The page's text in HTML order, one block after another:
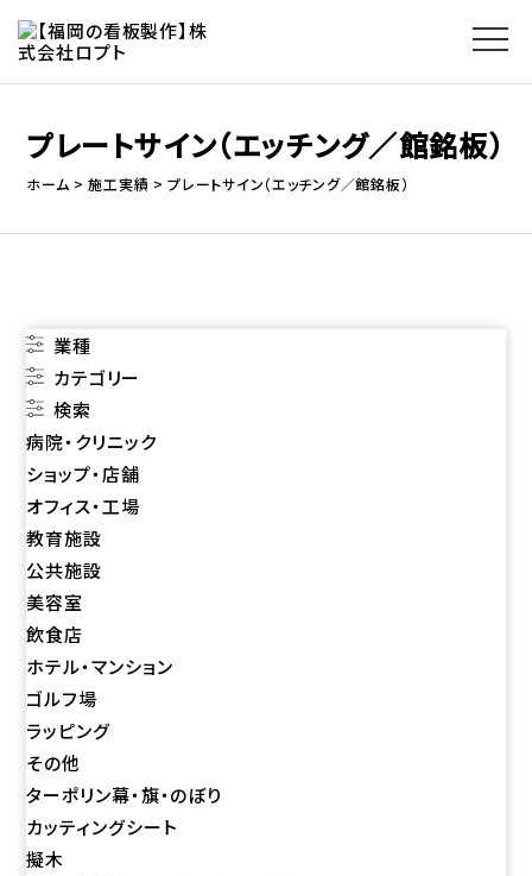
プレートサイン（エッチング／館銘板）
ホーム 施工実績 プレートサイン（エッチング／館銘板）
業種
カテゴリー
検索
病院・クリニック
ショップ・店舗
オフィス・工場
教育施設
公共施設
美容室
飲食店
ホテル・マンション
ゴルフ場
ラッピング
その他
ターポリン幕・旗・のぼり
カッティングシート
擬木